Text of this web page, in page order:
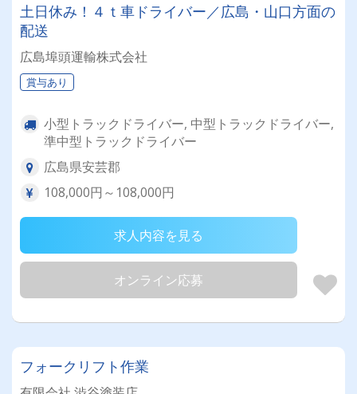
土日休み！４ｔ車ドライバー／広島・山口方面の
配送
広島埠頭運輸株式会社
賞与あり
小型トラックドライバー, 中型トラックドライバー,
準中型トラックドライバー
広島県安芸郡
108,000円～108,000円
求人内容を見る
オンライン応募
フォークリフト作業